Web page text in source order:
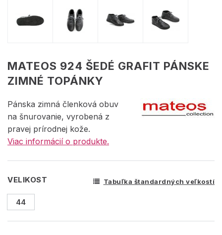
MATEOS 924 ŠEDÉ GRAFIT PÁNSKE
ZIMNÉ TOPÁNKY
Pánska zimná členková obuv
na šnurovanie, vyrobená z
pravej prírodnej kože.
Viac informácií o produkte.
VELIKOST Tabuľka štandardných veľkostí
44